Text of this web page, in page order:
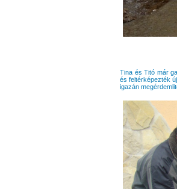
Tina és Titó már
és feltérképezték
igazán